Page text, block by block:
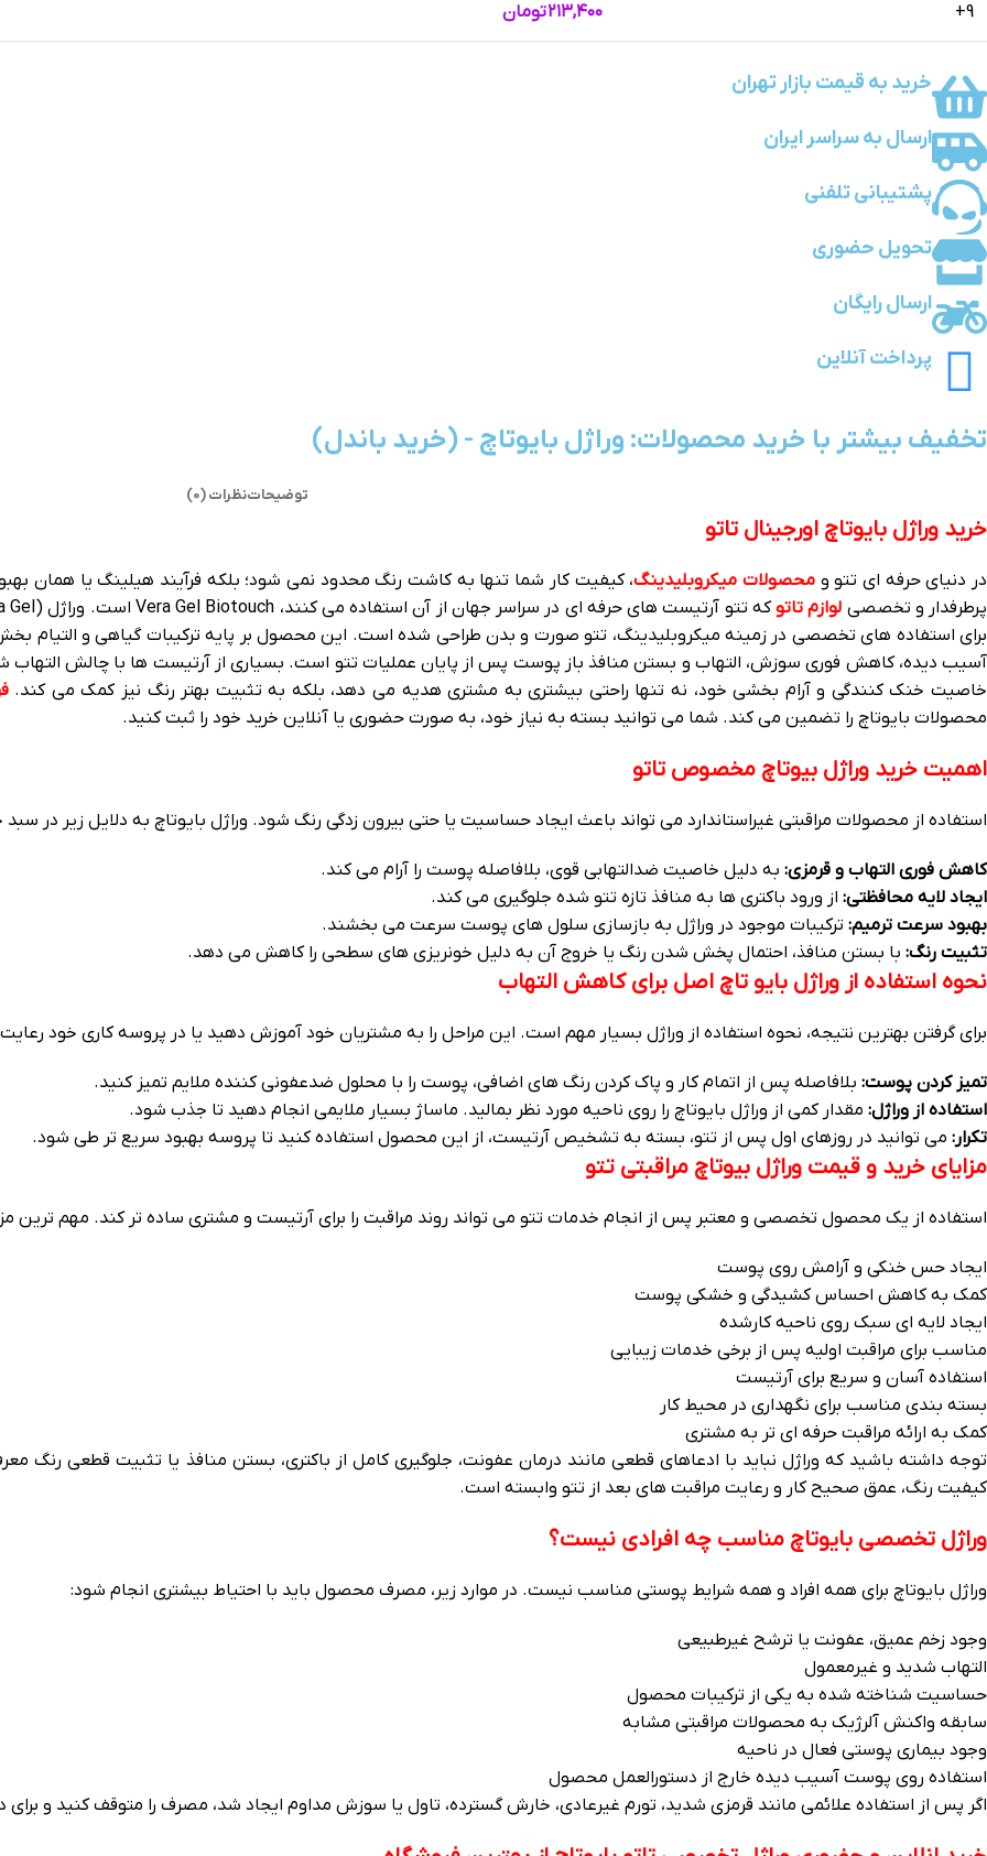
9+ ۲۱۳,۴۰۰تومان
خرید به قیمت بازار تهران
ارسال به سراسر ایران
پشتیبانی تلفنی
تحویل حضوری
ارسال رایگان
پرداخت آنلاین
تخفیف بیشتر با خرید محصولات: وراژل بایوتاچ - (خرید باندل)
توضیحاتنظرات (0)
خرید وراژل بایوتاچ اورجینال تاتو
در دنیای حرفه‌ ای تتو ومحصولات میکروبلیدینگ، کیفیت کار شما تنها به کاشت رنگ محدود نمی‌ شود؛ بلکه فرآیند هیلینگ یا همان
پرطرفدار و تخصصی لوازم تاتو
برای استفاده‌ های تخصصی در زمینه میکروبلیدینگ، تتو صورت و بدن طراحی شده است. این محصول بر پایه ترکیبات گیاهی و
آسیب‌ دیده، کاهش فوری سوزش، التهاب و بستن منافذ باز پوست پس از پایان عملیات تتو است. بسیاری از آرتیست‌ ها با چالش التهاب
خاصیت خنک‌ کنندگی و آرام‌ بخشی خود، نه تنها راحتی بیشتری به مشتری هدیه می‌ دهد، بلکه به تثبیت بهتر رنگ نیز کمک می‌ کند.
محصولات بایوتاچ را تضمین می‌ کند. شما می‌ توانید بسته به نیاز خود، به‌ صورت حضوری یا آنلاین خرید خود را ثبت کنید.
اهمیت خرید وراژل بیوتاچ مخصوص تاتو
استفاده از محصولات مراقبتی غیراستاندارد می‌ تواند باعث ایجاد حساسیت یا حتی بیرون‌ زدگی رنگ شود. وراژل بایوتاچ به دلایل زیر در سبد
کاهش فوری التهاب و قرمزی: به دلیل خاصیت ضدالتهابی قوی، بلافاصله پوست را آرام می‌ کند.
ایجاد لایه محافظتی: از ورود باکتری‌ ها به منافذ تازه تتو شده جلوگیری می‌ کند.
بهبود سرعت ترمیم: ترکیبات موجود در وراژل به بازسازی سلول‌ های پوست سرعت می‌ بخشند.
تثبیت رنگ: با بستن منافذ، احتمال پخش شدن رنگ یا خروج آن به دلیل خونریزی‌ های سطحی را کاهش می‌ دهد.
نحوه استفاده از وراژل بایو تاچ اصل برای کاهش التهاب
برای گرفتن بهترین نتیجه، نحوه استفاده از وراژل بسیار مهم است. این مراحل را به مشتریان خود آموزش دهید یا در پروسه کاری خود
تمیز کردن پوست: بلافاصله پس از اتمام کار و پاک کردن رنگ‌ های اضافی، پوست را با محلول ضدعفونی‌ کننده ملایم تمیز کنید.
استفاده از وراژل: مقدار کمی از وراژل بایوتاچ را روی ناحیه مورد نظر بمالید. ماساژ بسیار ملایمی انجام دهید تا جذب شود.
تکرار: می‌ توانید در روزهای اول پس از تتو، بسته به تشخیص آرتیست، از این محصول استفاده کنید تا پروسه بهبود سریع‌ تر طی شود.
مزایای خرید و قیمت وراژل بیوتاچ مراقبتی تتو
استفاده از یک محصول تخصصی و معتبر پس از انجام خدمات تتو می‌ تواند روند مراقبت را برای آرتیست و مشتری ساده‌ تر کند. مهم‌ ترین
ایجاد حس خنکی و آرامش روی پوست
کمک به کاهش احساس کشیدگی و خشکی پوست
ایجاد لایه‌ ای سبک روی ناحیه کارشده
مناسب برای مراقبت اولیه پس از برخی خدمات زیبایی
استفاده آسان و سریع برای آرتیست
بسته‌ بندی مناسب برای نگهداری در محیط کار
کمک به ارائه مراقبت حرفه‌ ای‌ تر به مشتری
توجه داشته باشید که وراژل نباید با ادعاهای قطعی مانند درمان عفونت، جلوگیری کامل از باکتری، بستن منافذ یا تثبیت قطعی رنگ
کیفیت رنگ، عمق صحیح کار و رعایت مراقبت‌ های بعد از تتو وابسته است.
وراژل تخصصی بایوتاچ مناسب چه افرادی نیست؟
وراژل بایوتاچ برای همه افراد و همه شرایط پوستی مناسب نیست. در موارد زیر، مصرف محصول باید با احتیاط بیشتری انجام شود:
وجود زخم عمیق، عفونت یا ترشح غیرطبیعی
التهاب شدید و غیرمعمول
حساسیت شناخته‌ شده به یکی از ترکیبات محصول
سابقه واکنش آلرژیک به محصولات مراقبتی مشابه
وجود بیماری پوستی فعال در ناحیه
استفاده روی پوست آسیب‌ دیده خارج از دستورالعمل محصول
اگر پس از استفاده علائمی مانند قرمزی شدید، تورم غیرعادی، خارش گسترده، تاول یا سوزش مداوم ایجاد شد، مصرف را متوقف کنید و برای